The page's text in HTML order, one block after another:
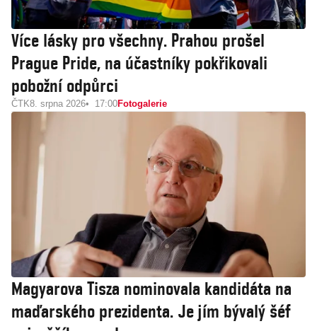
Více lásky pro všechny. Prahou prošel
Prague Pride, na účastníky pokřikovali
pobožní odpůrci
ČTK8. srpna 2026 17:00Fotogalerie
Magyarova Tisza nominovala kandidáta na
maďarského prezidenta. Je jím bývalý šéf